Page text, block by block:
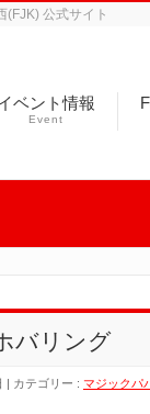
公式サイト
ベント情報
Event
バリング
カテゴリー : マジックパ